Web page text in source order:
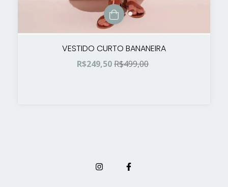
VESTIDO CURTO BANANEIRA
R$249,50R$499,00